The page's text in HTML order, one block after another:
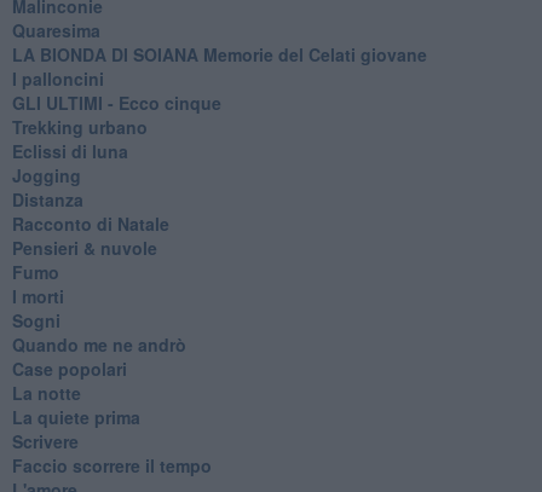
Malinconie
Quaresima
LA BIONDA DI SOIANA Memorie del Celati giovane
I palloncini
GLI ULTIMI - Ecco cinque
Trekking urbano
Eclissi di luna
Jogging
Distanza
Racconto di Natale
Pensieri & nuvole
Fumo
I morti
Sogni
Quando me ne andrò
Case popolari
La notte
La quiete prima
Scrivere
Faccio scorrere il tempo